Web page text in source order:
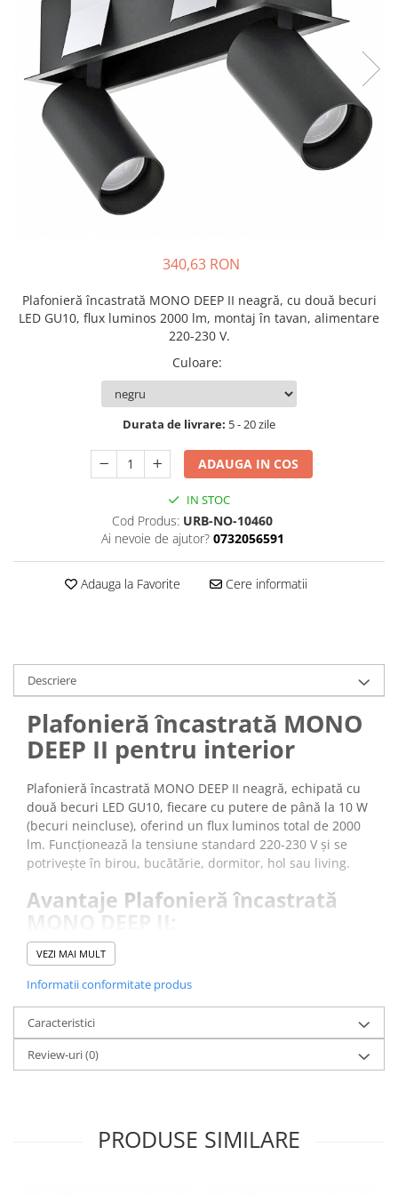
340,63 RON
Plafonieră încastrată MONO DEEP II neagră, cu două becuri
LED GU10, flux luminos 2000 lm, montaj în tavan, alimentare
220-230 V.
Culoare:
Durata de livrare: 5 - 20 zile
ADAUGA IN COS
IN STOC
Cod Produs: URB-NO-10460
Ai nevoie de ajutor? 0732056591
Adauga la Favorite Cere informatii
Descriere
Plafonieră încastrată MONO
DEEP II pentru interior
Plafonieră încastrată MONO DEEP II neagră, echipată cu
două becuri LED GU10, fiecare cu putere de până la 10 W
(becuri neincluse), oferind un flux luminos total de 2000
lm. Funcționează la tensiune standard 220-230 V și se
potrivește în birou, bucătărie, dormitor, hol sau living.
Avantaje Plafonieră încastrată
MONO DEEP II:
Două surse de iluminare GU10
suficientă pentru spații medii și mari.
Flux luminos de 2000 lm
Montaj încastrat în tavan
, se integrează ușor în orice
decor.
Corp din oțel
încăperea dvs.
VEZI MAI MULT
Informatii conformitate produs
Caracteristici
Review-uri(0)
PRODUSE SIMILARE